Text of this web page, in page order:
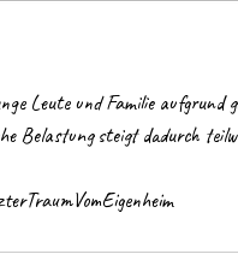
Leute und Familie aufgrund
steigt dadurch